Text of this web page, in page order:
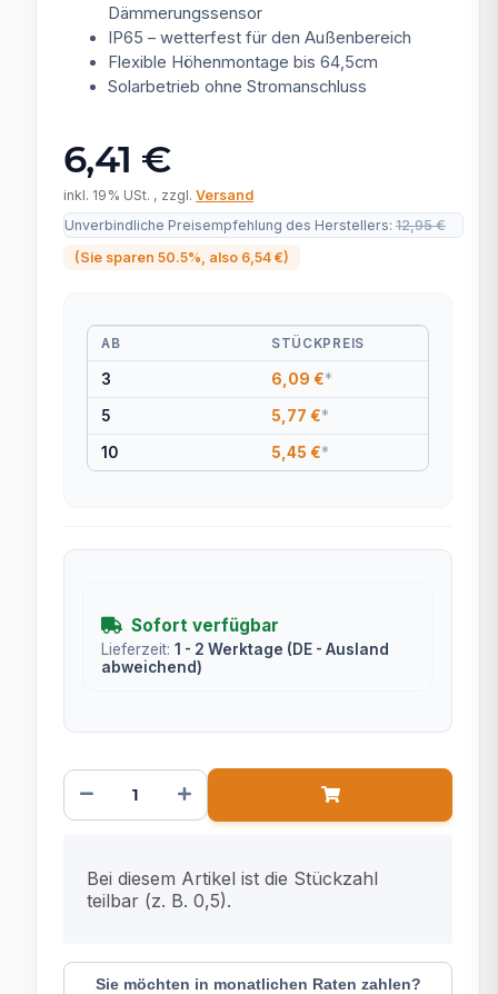
Dämmerungssensor
IP65 – wetterfest für den Außenbereich
Flexible Höhenmontage bis 64,5cm
Solarbetrieb ohne Stromanschluss
6,41 €
inkl. 19% USt. , zzgl. Versand
Unverbindliche Preisempfehlung des Herstellers: 12,95 €
(Sie sparen 50.5% , also 6,54 €)
AB STÜCKPREIS
3 6,09 €*
5 5,77 €*
10 5,45 €*
Sofort verfügbar
Lieferzeit: 1 - 2 Werktage (DE - Ausland
abweichend)
Bei diesem Artikel ist die Stückzahl
teilbar (z. B. 0,5).
Sie möchten in monatlichen Raten zahlen?